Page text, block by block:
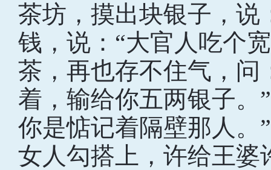
茶坊，摸出块银子，说
钱，说：“大官人吃个
茶，再也存不住气，问
着，输给你五两银子。
你是惦记着隔壁那人。
女人勾搭上，许给王婆